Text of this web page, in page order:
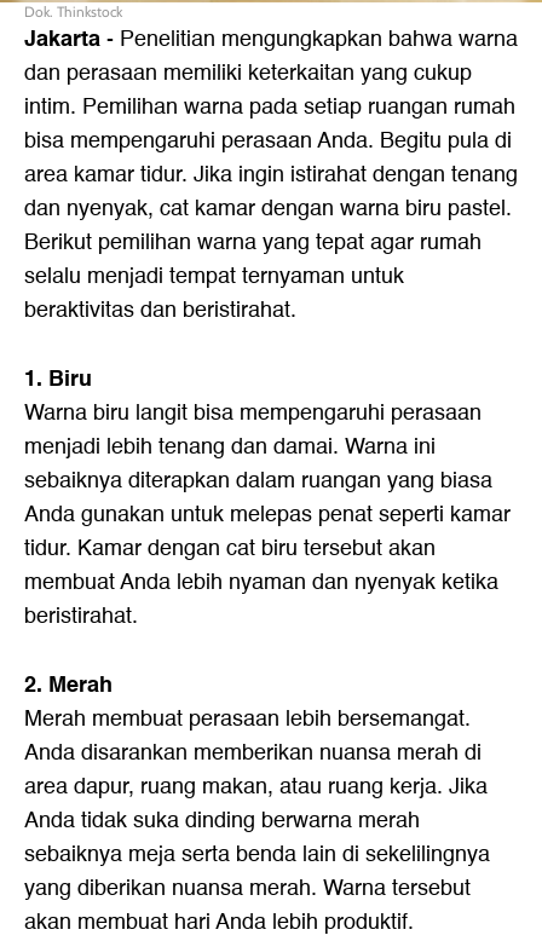
Dok. Thinkstock
Jakarta- Penelitian mengungkapkan bahwa warna
dan perasaan memiliki keterkaitan yang cukup
intim. Pemilihan warna pada setiap ruangan rumah
bisa mempengaruhi perasaan Anda. Begitu pula di
area kamar tidur. Jika ingin istirahat dengan tenang
dan nyenyak, cat kamar dengan warna biru pastel.
Berikut pemilihan warna yang tepat agar rumah
selalu menjadi tempat ternyaman untuk
beraktivitas dan beristirahat.
1. Biru
Warna biru langit bisa mempengaruhi perasaan
menjadi lebih tenang dan damai. Warna ini
sebaiknya diterapkan dalam ruangan yang biasa
Anda gunakan untuk melepas penat seperti kamar
tidur. Kamar dengan cat biru tersebut akan
membuat Anda lebih nyaman dan nyenyak ketika
beristirahat.
2. Merah
Merah membuat perasaan lebih bersemangat.
Anda disarankan memberikan nuansa merah di
area dapur, ruang makan, atau ruang kerja. Jika
Anda tidak suka dinding berwarna merah
sebaiknya meja serta benda lain di sekelilingnya
yang diberikan nuansa merah. Warna tersebut
akan membuat hari Anda lebih produktif.